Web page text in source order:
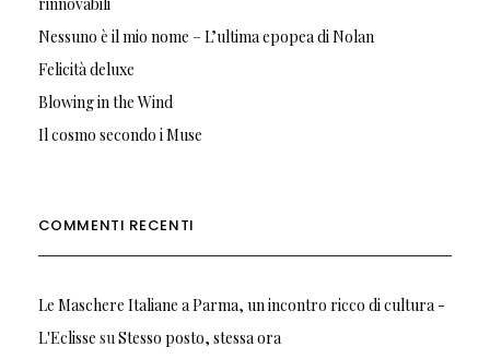
Nessuno è il mio nome – L’ultima epopea di Nolan
Felicità deluxe
Blowing in the Wind
Il cosmo secondo i Muse
COMMENTI RECENTI
Le Maschere Italiane a Parma, un incontro ricco di cultura -
L'Eclisse suStesso posto, stessa ora